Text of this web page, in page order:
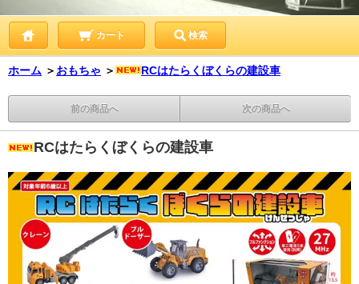
カート 検索
ホーム ＞ おもちゃ ＞ RCはたらくぼくらの建設車
前の商品へ 次の商品へ
RCはたらくぼくらの建設車